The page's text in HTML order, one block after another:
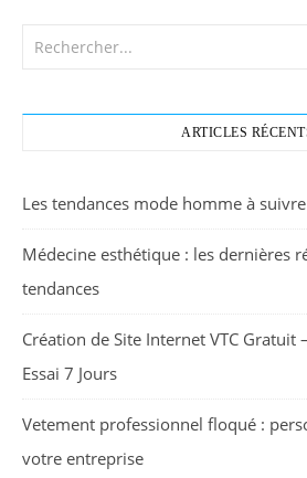
ARTICLES
Les tendances mode homme à suivre
Médecine esthétique : les dernières
tendances
Création de Site Internet VTC Gratuit
Essai 7 Jours
Vetement professionnel floqué :
votre entreprise